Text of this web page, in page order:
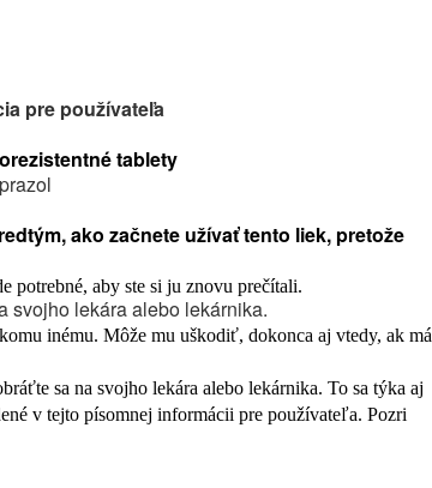
pre používateľa
tablety
ako začnete užívať tento liek, pretože
potrebné, aby ste si ju znovu prečítali.
svojho lekára alebo lekárnika.
inému. Môže mu uškodiť, dokonca aj vtedy, ak má
sa na svojho lekára alebo lekárnika. To sa týka aj
v tejto písomnej informácii pre používateľa. Pozri